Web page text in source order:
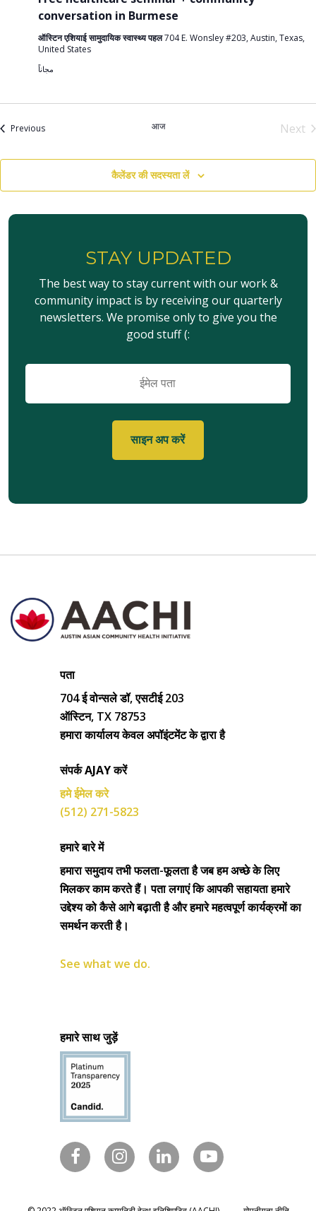
conversation in Burmese
ऑस्टिन एशियाई सामुदायिक स्वास्थ्य पहल704 E. Wonsley #203, Austin, Texas,
United States
مجاناً
Previousआयोजन आज
Next
कैलेंडर की सदस्यता लें
STAY UPDATED
The best way to stay current with our work &
community impact is by receiving our quarterly
newsletters. We promise only to give you the
good stuff (:
पता
704 ई वोन्सले डॉ, एसटीई 203
ऑस्टिन, TX 78753
हमारा कार्यालय केवल अपॉइंटमेंट के द्वारा है
संपर्क AJAY करें
हमे ईमेल करे
(512) 271-5823
हमारे बारे में
हमारा समुदाय तभी फलता-फूलता है जब हम अच्छे के लिए
मिलकर काम करते हैं। पता लगाएं कि आपकी सहायता हमारे
उद्देश्य को कैसे आगे बढ़ाती है और हमारे महत्वपूर्ण कार्यक्रमों का
समर्थन करती है।
See what we do.
हमारे साथ जुड़ें